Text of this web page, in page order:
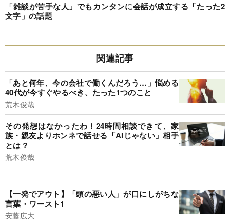
「雑談が苦手な人」でもカンタンに会話が成立する「たった2
文字」の話題
関連記事
「あと何年、今の会社で働くんだろう…」悩める
40代が今すぐやるべき、たった1つのこと
荒木俊哉
その発想はなかったわ！24時間相談できて、家
族・親友よりホンネで話せる「AIじゃない」相手
とは？
荒木俊哉
【一発でアウト】「頭の悪い人」が口にしがちな
言葉・ワースト1
安藤広大